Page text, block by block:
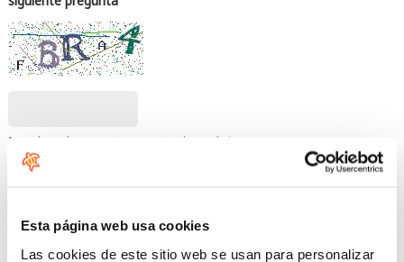
Esta página web usa cookies
Las cookies de este sitio web se usan para personalizar
Introduzca los caracteres mostrados en la imagen.